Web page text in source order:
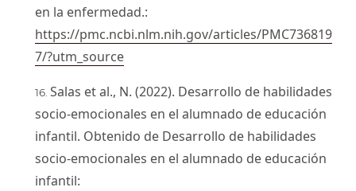
en la enfermedad.:
https://pmc.ncbi.nlm.nih.gov/articles/PMC736819
7/?utm_source
Salas et al., N. (2022). Desarrollo de habilidades
socio-emocionales en el alumnado de educación
infantil. Obtenido de Desarrollo de habilidades
socio-emocionales en el alumnado de educación
infantil: